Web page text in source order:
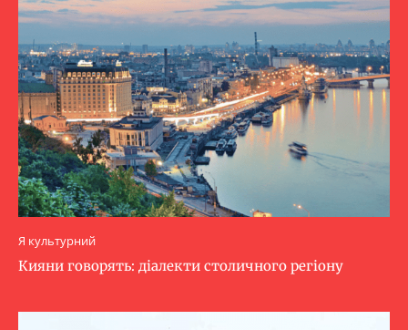
Я культурний
Кияни говорять: діалекти столичного регіону